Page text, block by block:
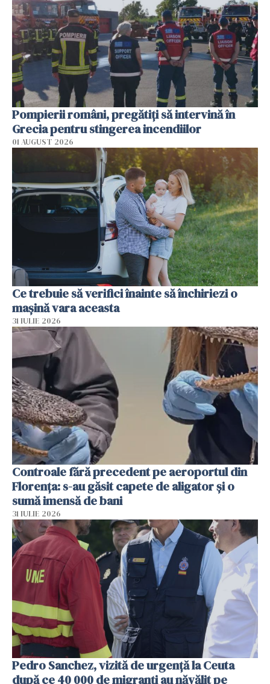
Pompierii români, pregătiţi să intervină în
Grecia pentru stingerea incendiilor
01 AUGUST 2026
Ce trebuie să verifici înainte să închiriezi o
mașină vara aceasta
31 IULIE 2026
Controale fără precedent pe aeroportul din
Florența: s-au găsit capete de aligator și o
sumă imensă de bani
31 IULIE 2026
Pedro Sanchez, vizită de urgență la Ceuta
după ce 40 000 de migranți au năvălit pe